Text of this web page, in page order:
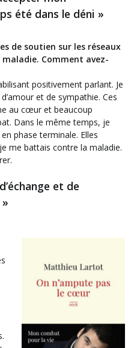
été dans le déni »
de soutien sur les réseaux
Comment avez-
positivement parlant. Je
et de sympathie. Ces
au cœur et beaucoup
Dans le même temps, je
phase terminale. Elles
me battais contre la maladie.
et de